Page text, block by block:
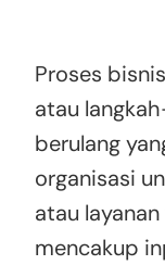
Proses
atau
berulang
organisasi
atau
mencakup